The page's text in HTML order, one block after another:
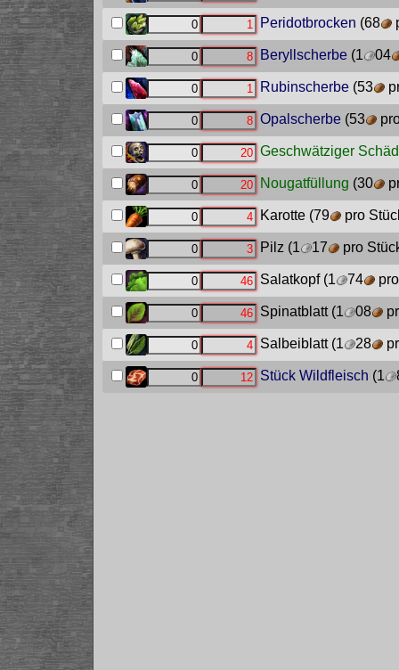
Peridotbrocken (68
Beryllscherbe(1 04
Rubinscherbe(53
Opalscherbe(53
Geschwätziger
Nougatfüllung (30
Karotte(79 pro
Pilz(1 17 pro
Salatkopf(1 74 pro
Spinatblatt(1 08
Salbeiblatt(1 28
Stück Wildfleisch (1